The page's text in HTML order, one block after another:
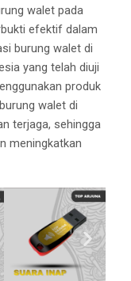
walet pada
efektif dalam
burung walet di
yang telah diuji
produk
walet di
terjaga, sehingga
meningkatkan